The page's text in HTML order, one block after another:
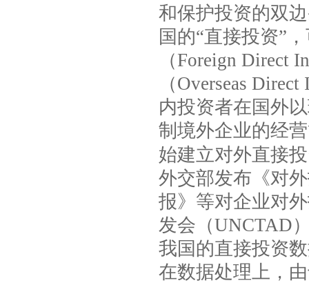
和保护投资的双
国的“直接投资”
（Foreign Direct
（Overseas Direct
内投资者在国外
制境外企业的经
始建立对外直接
外交部发布《对
报》等对企业对
发会（UNCTAD
我国的直接投资
在数据处理上，